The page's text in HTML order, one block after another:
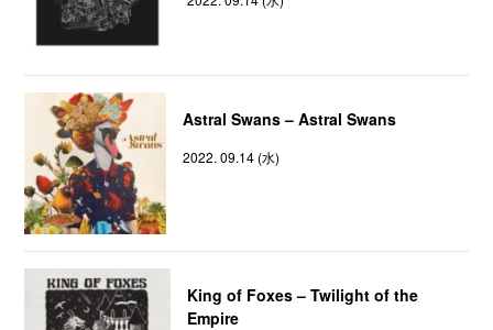
Astral Swans – Astral Swans
2022. 09.14 (水)
King of Foxes – Twilight of the
Empire